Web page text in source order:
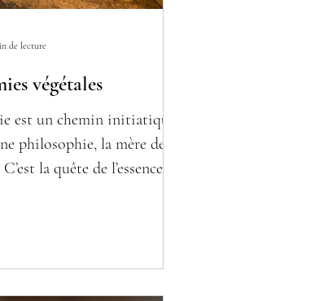
végétales
est un chemin initiatique,
philosophie, la mère des
la quête de l’essence,
originel. En transformant
l’opérateur se transforme
de lecture